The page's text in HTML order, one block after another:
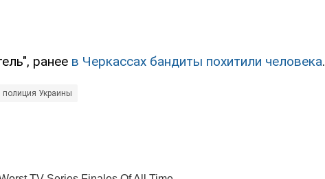
ранее в Черкассах бандиты похитили человека.
полиция Украины